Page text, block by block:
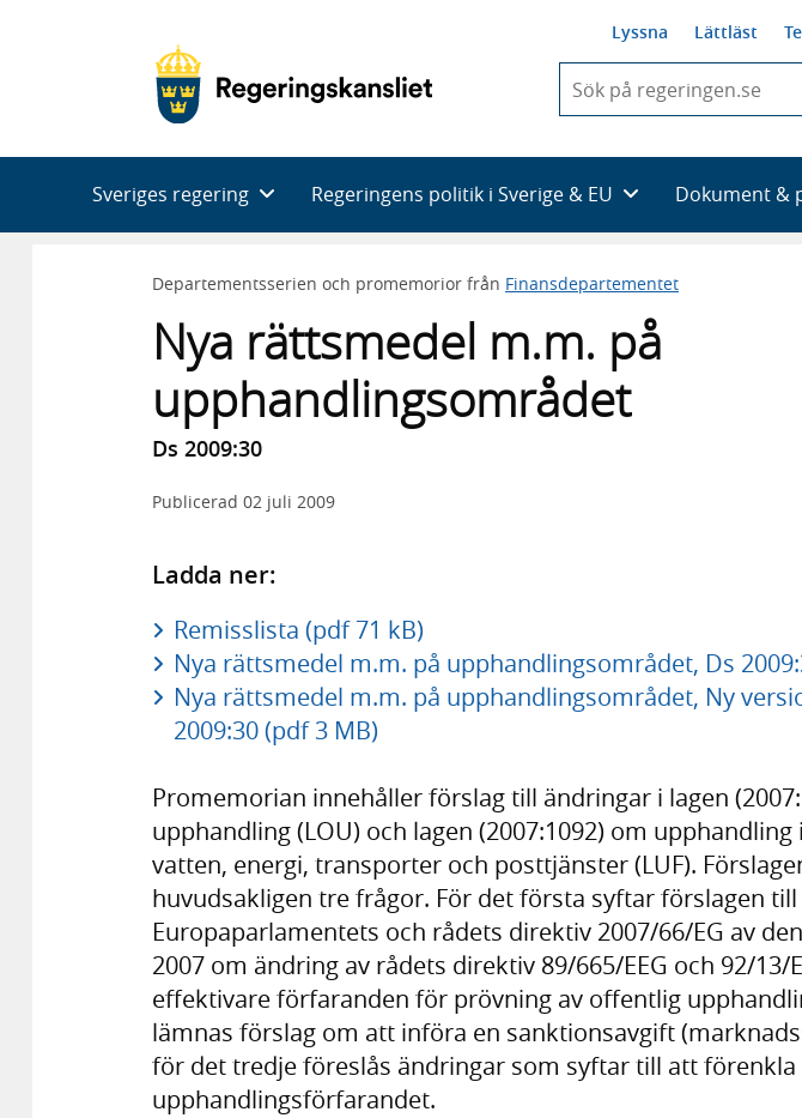
Lyssna Lättläst
du
skriva
framträder
en
med
sökförslag
Sveriges regering Regeringens politik i Sverige & EU Dokument &
Departementsserien och promemorior från Finansdepartementet
Nya rättsmedel m.m. på
upphandlingsområdet
Ds 2009:30
Publicerad 02 juli 2009
Ladda ner:
Remisslista (pdf 71 kB)
Nya rättsmedel m.m. på upphandlingsområdet, Ds
Nya rättsmedel m.m. på upphandlingsområdet, Ny
2009:30 (pdf 3 MB)
Promemorian innehåller förslag till ändringar i lagen
upphandling (LOU) och lagen (2007:1092) om
vatten, energi, transporter och posttjänster (LUF).
huvudsakligen tre frågor. För det första syftar förslagen
Europaparlamentets och rådets direktiv 2007/66/EG av
2007 om ändring av rådets direktiv 89/665/EEG och 92/13/
effektivare förfaranden för prövning av offentlig
lämnas förslag om att införa en sanktionsavgift
för det tredje föreslås ändringar som syftar till att förenkla
upphandlingsförfarandet.